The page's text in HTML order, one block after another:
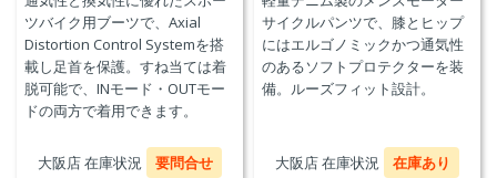
ツバイク用ブーツで、Axial
Distortion Control Systemを搭
載し足首を保護。すね当ては着
脱可能で、INモード・OUTモー
ドの両方で着用できます。
大阪店 在庫状況 要問合せ
サイクルパンツで、膝とヒップ
にはエルゴノミックかつ通気性
のあるソフトプロテクターを装
備。ルーズフィット設計。
大阪店 在庫状況 在庫あり